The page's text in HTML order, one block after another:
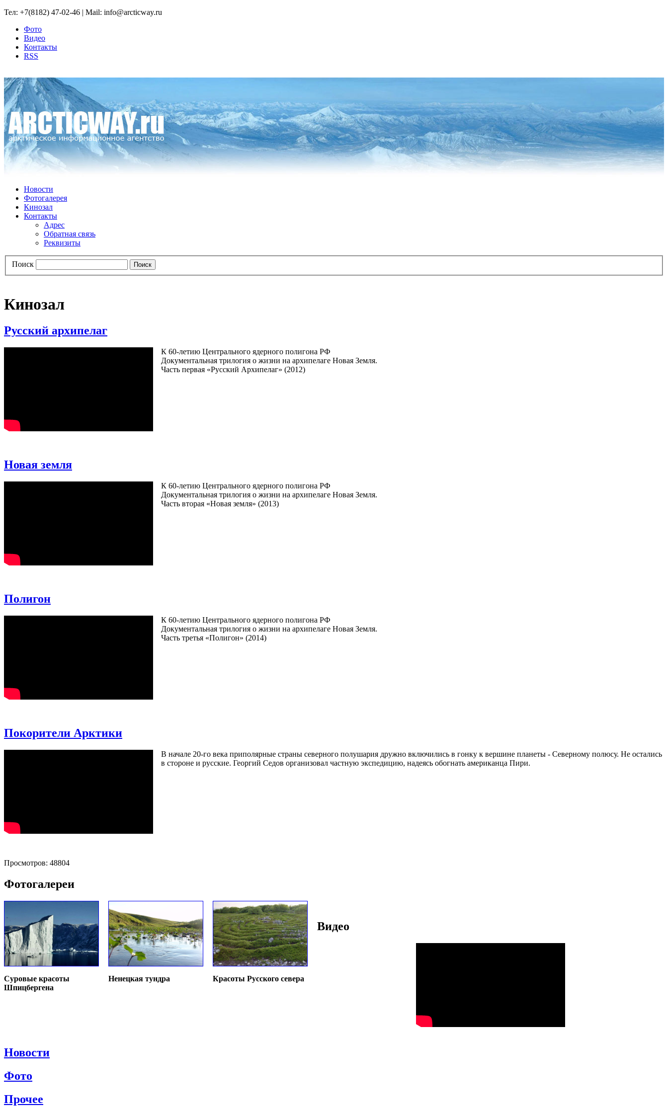
Тел: +7(8182) 47-02-46 | Mail: info@arcticway.ru
Фото
Видео
Контакты
RSS
Новости
Фотогалерея
Кинозал
Контакты
Адрес
Обратная связь
Реквизиты
Поиск
Кинозал
Русский архипелаг
К 60-летию Центрального ядерного полигона РФ
Документальная трилогия о жизни на архипелаге Новая Земля.
Часть первая «Русский Архипелаг» (2012)
Новая земля
К 60-летию Центрального ядерного полигона РФ
Документальная трилогия о жизни на архипелаге Новая Земля.
Часть вторая «Новая земля» (2013)
Полигон
К 60-летию Центрального ядерного полигона РФ
Документальная трилогия о жизни на архипелаге Новая Земля.
Часть третья «Полигон» (2014)
Покорители Арктики
В начале 20-го века приполярные страны северного полушария дружно включились в гонку к вершине планеты - Северному полюсу. Не остались
в стороне и русские. Георгий Седов организовал частную экспедицию, надеясь обогнать американца Пири.
Просмотров: 48804
Фотогалереи
Суровые красоты
Шпицбергена
Ненецкая тундра Красоты Русского севера
Видео
Новости
Фото
Прочее